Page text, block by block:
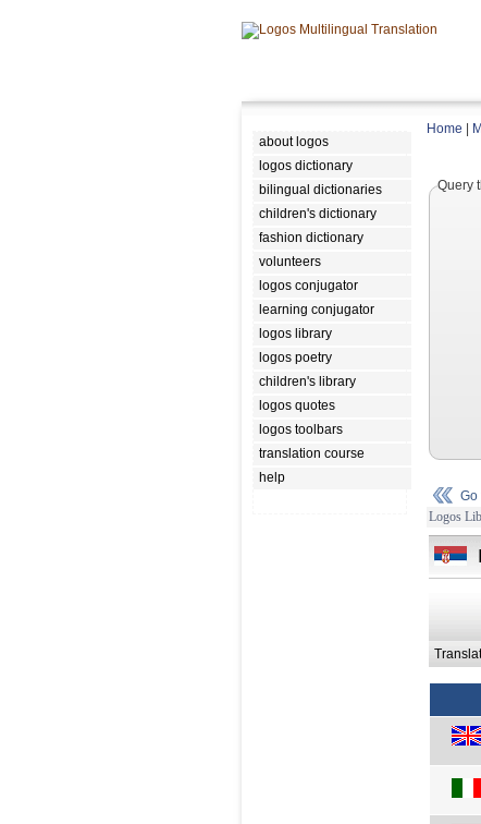
about logos
logos dictionary
bilingual dictionaries
children's dictionary
fashion dictionary
volunteers
logos conjugator
learning conjugator
logos library
logos poetry
children's library
logos quotes
logos toolbars
translation course
help
Home
Query
Go
Logos